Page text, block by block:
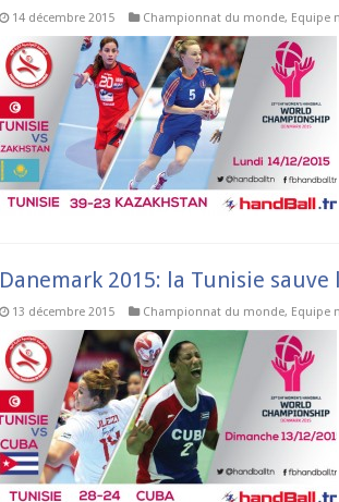
14 décembre 2015 Championnat du monde, Equipe
Danemark 2015: la Tunisie sauve
13 décembre 2015 Championnat du monde, Equipe